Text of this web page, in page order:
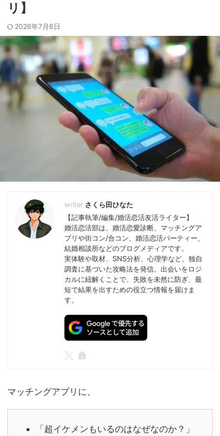
リ】
2026年7月6日
さくら田ひなた
【記事執筆/編集/婚活恋活友活ライター】
婚活恋活部は、婚活恋愛診断、マッチングア
プリや街コン/合コン、婚活恋活パーティー、
結婚相談所などのブログメディアです。
実体験や取材、SNS分析、心理学など、独自
調査に基づいた攻略法を発信。出会いをロジ
カルに紐解くことで、失敗を未然に防ぎ、最
短で結果を出すための役立つ情報を届けま
す。
マッチングアプリに、
「超イケメンもいるのはなぜなのか？」